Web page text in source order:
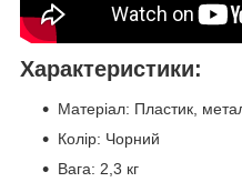
Характеристики:
Матеріал: Пластик,
Колір: Чорний
Вага: 2,3 кг